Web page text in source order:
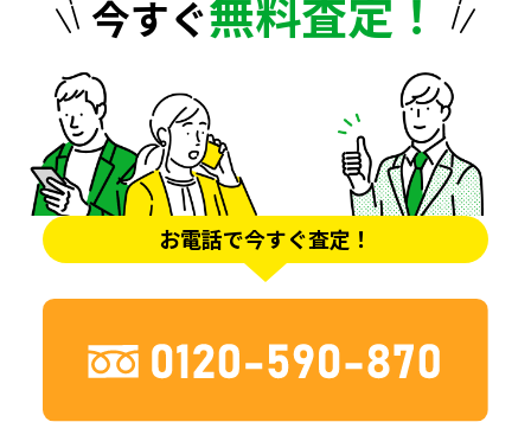
今すぐ無料査定！
お電話で今すぐ査定！